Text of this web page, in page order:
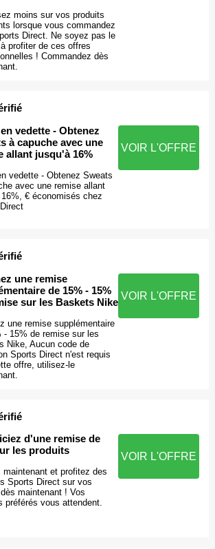
moins sur vos produits
lorsque vous commandez
Direct. Ne soyez pas le
profiter de ces offres
! Commandez dès
vedette - Obtenez
à capuche avec une
allant jusqu'à 16%
vedette - Obtenez Sweats
avec une remise allant
€ économisés chez
VOIR L'OFFRE
une remise
de 15% - 15%
sur les Baskets Nike
une remise supplémentaire
- 15% de remise sur les
Nike, Aucun code de
Sports Direct n'est requis
offre, utilisez-le
VOIR L'OFFRE
d'une remise de
les produits
maintenant et profitez des
Sports Direct sur vos
maintenant ! Vos
préférés vous attendent.
VOIR L'OFFRE